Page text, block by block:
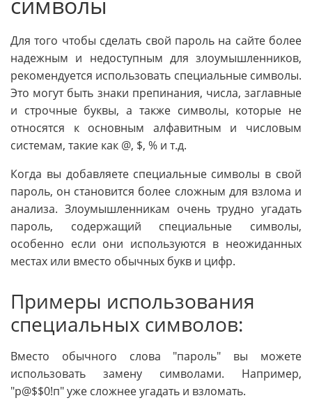
Для того чтобы сделать свой пароль на сайте более
надежным и недоступным для злоумышленников,
рекомендуется использовать специальные символы.
Это могут быть знаки препинания, числа, заглавные
и строчные буквы, а также символы, которые не
относятся к основным алфавитным и числовым
системам, такие как @, $, % и т.д.
Когда вы добавляете специальные символы в свой
пароль, он становится более сложным для взлома и
анализа. Злоумышленникам очень трудно угадать
пароль, содержащий специальные символы,
особенно если они используются в неожиданных
местах или вместо обычных букв и цифр.
Примеры использования
специальных символов:
Вместо обычного слова "пароль" вы можете
использовать замену символами. Например,
"р@$$0!п" уже сложнее угадать и взломать.